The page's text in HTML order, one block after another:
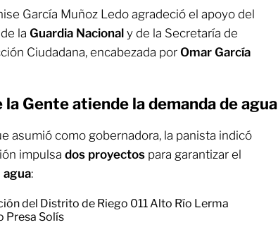
García Muñoz Ledo agradeció el apoyo del
de la Guardia Nacional y de la Secretaría de
Ciudadana, encabezada por Omar García
la Genteatiende la demanda de agua
asumió como gobernadora, la panista indicó
impulsa dos proyectos para garantizar el
agua:
del Distrito de Riego 011 Alto Río Lerma
Presa Solís